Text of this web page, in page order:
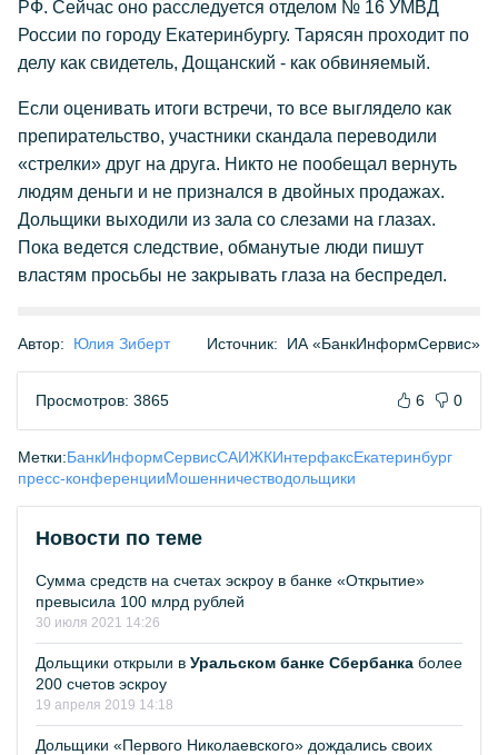
РФ. Сейчас оно расследуется отделом № 16 УМВД
России по городу Екатеринбургу. Тарясян проходит по
делу как свидетель, Дощанский - как обвиняемый.
Если оценивать итоги встречи, то все выглядело как
препирательство, участники скандала переводили
«стрелки» друг на друга. Никто не пообещал вернуть
людям деньги и не признался в двойных продажах.
Дольщики выходили из зала со слезами на глазах.
Пока ведется следствие, обманутые люди пишут
властям просьбы не закрывать глаза на беспредел.
Автор: Юлия Зиберт Источник: ИА «БанкИнформСервис»
Просмотров: 3865 6 0
Метки:БанкИнформСервисСАИЖКИнтерфаксЕкатеринбург
пресс-конференцииМошенничестводольщики
Новости по теме
Сумма средств на счетах эскроу в банке «Открытие»
превысила 100 млрд рублей
30 июля 2021 14:26
Дольщики открыли в Уральском банке Сбербанка более
200 счетов эскроу
19 апреля 2019 14:18
Дольщики «Первого Николаевского» дождались своих